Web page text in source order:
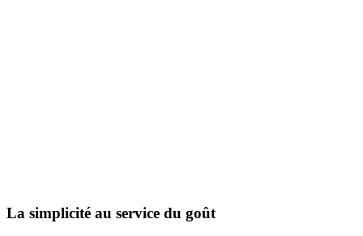
La simplicité au service du goût